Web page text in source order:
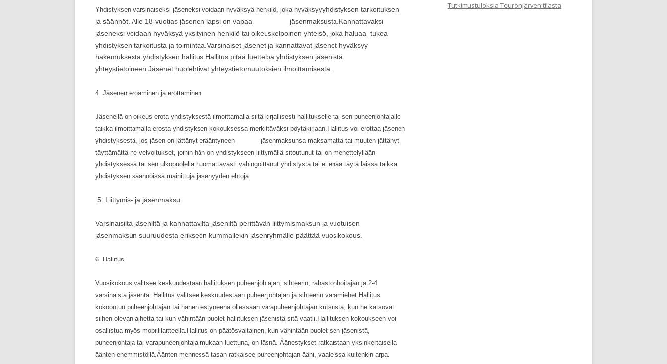
Yhdistyksen varsinaiseksi jäseneksi voidaan hyväksyä henkilö, joka hyväksyyyhdistyksen tarkoituksen
ja säännöt. Alle 18-vuotias jäsenen lapsi on vapaa jäsenmaksusta.Kannattavaksi
jäseneksi voidaan hyväksyä yksityinen henkilö tai oikeuskelpoinen yhteisö, joka haluaa tukea
yhdistyksen tarkoitusta ja toimintaa.Varsinaiset jäsenet ja kannattavat jäsenet hyväksyy
hakemuksesta yhdistyksen hallitus.Hallitus pitää luetteloa yhdistyksen jäsenistä
yhteystietoineen.Jäsenet huolehtivat yhteystietomuutoksien ilmoittamisesta.
4. Jäsenen eroaminen ja erottaminen
Jäsenellä on oikeus erota yhdistyksestä ilmoittamalla siitä kirjallisesti hallitukselle tai sen puheenjohtajalle
taikka ilmoittamalla erosta yhdistyksen kokouksessa merkittäväksi pöytäkirjaan.Hallitus voi erottaa jäsenen
yhdistyksestä, jos jäsen on jättänyt erääntyneen jäsenmaksunsa maksamatta tai muuten jättänyt
täyttämättä ne velvoitukset, joihin hän on yhdistykseen liittymällä sitoutunut tai on menettelyllään
yhdistyksessä tai sen ulkopuolella huomattavasti vahingoittanut yhdistystä tai ei enää täytä laissa taikka
yhdistyksen säännöissä mainittuja jäsenyyden ehtoja.
5. Liittymis- ja jäsenmaksu
Varsinaisilta jäseniltä ja kannattavilta jäseniltä perittävän liittymismaksun ja vuotuisen
jäsenmaksun suuruudesta erikseen kummallekin jäsenryhmälle päättää vuosikokous.
6. Hallitus
Vuosikokous valitsee keskuudestaan hallituksen puheenjohtajan, sihteerin, rahastonhoitajan ja 2-4
varsinaista jäsentä. Hallitus valitsee keskuudestaan puheenjohtajan ja sihteerin varamiehet.Hallitus
kokoontuu puheenjohtajan tai hänen estyneenä ollessaan varapuheenjohtajan kutsusta, kun he katsovat
siihen olevan aihetta tai kun vähintään puolet hallituksen jäsenistä sitä vaatii.Hallituksen kokoukseen voi
osallistua myös mobiililaitteella.Hallitus on päätösvaltainen, kun vähintään puolet sen jäsenistä,
puheenjohtaja tai varapuheenjohtaja mukaan luettuna, on läsnä. Äänestykset ratkaistaan yksinkertaisella
äänten enemmistöllä.Äänten mennessä tasan ratkaisee puheenjohtajan ääni, vaaleissa kuitenkin arpa.
Tutkimustuloksia Teuronjärven tilasta